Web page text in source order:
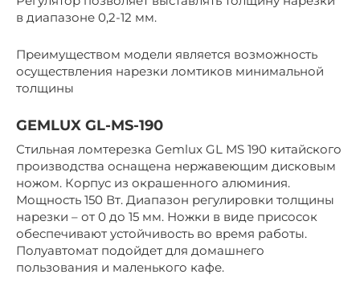
в диапазоне 0,2-12 мм.
Преимуществом модели является возможность
осуществления нарезки ломтиков минимальной
толщины
GEMLUX GL-MS-190
Стильная ломтерезка Gemlux GL MS 190 китайского
производства оснащена нержавеющим дисковым
ножом. Корпус из окрашенного алюминия.
Мощность 150 Вт. Диапазон регулировки толщины
нарезки – от 0 до 15 мм. Ножки в виде присосок
обеспечивают устойчивость во время работы.
Полуавтомат подойдет для домашнего
пользования и маленького кафе.